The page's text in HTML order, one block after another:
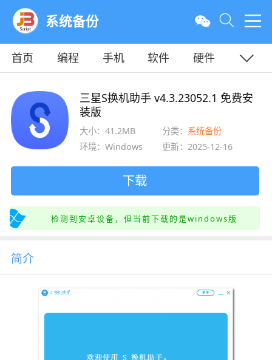
系统备份
首页 编程 手机 软件
硬件
三星S换机助手 v4.3.23052.1 免费安
装版
大小：41.2MB 分类： 系统备份
环境：Windows
更新：2025-12-16
下载
检测到安卓设备，但当前下载的是windows版
简介